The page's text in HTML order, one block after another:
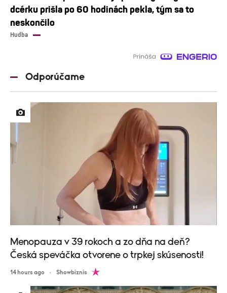
dcérku prišla po 60 hodinách pekla, tým sa to
neskončilo
Hudba
Odporúčame
Menopauza v 39 rokoch a zo dňa na deň?
Česká speváčka otvorene o trpkej skúsenosti!
14 hours ago Showbiznis